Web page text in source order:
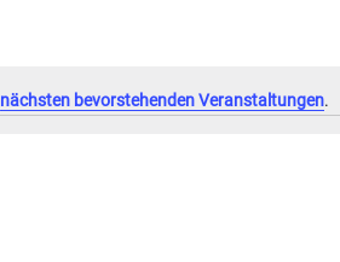
nächsten bevorstehenden Veranstaltungen.